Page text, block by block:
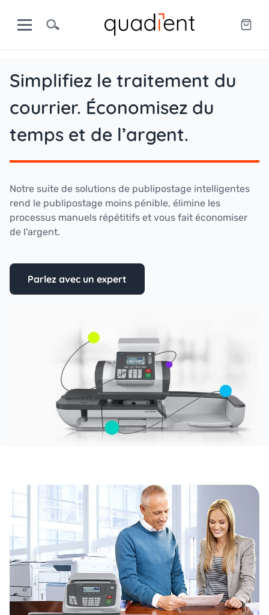
Simplifiez le traitement du
courrier. Économisez du
temps et de l’argent.
Notre suite de solutions de publipostage intelligentes
rend le publipostage moins pénible, élimine les
processus manuels répétitifs et vous fait économiser
de l'argent.
Parlez avec un expert